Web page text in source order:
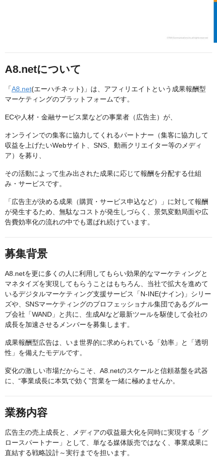
A8.netについて
「A8.net(エーハチネット)」は、アフィリエイトという成果報酬型
マーケティングのプラットフォームです。
ECや人材・金融サービス業などの事業者（広告主）が、
オンラインでの集客に協力してくれるパートナー（集客に協力して
収益を上げたいWebサイト、SNS、動画クリエイター等のメディ
ア）を募り、
その活動によって生み出された成果に応じて報酬を分配する仕組
み・サービスです。
「広告主が決める成果（購買・サービス申込など）」に対して報酬
が発生するため、無駄なコストが発生しづらく、景気変動局面や広
告費効率化の流れの中でも選ばれ続けています。
募集背景
A8.netを更に多くの人に利用してもらい効果的なマーケティングと
マネタイズを実現してもらうことはもちろん、当社で拡大を進めて
いるデジタルマーケティング支援サービス「N-INE(ナイン)」シリー
ズや、SNSマーケティングのプロフェッショナル集団であるグルー
プ会社「WAND」と共に、生成AIなど最新ツールを駆使して会社の
成長を加速させるメンバーを募集します。
成果報酬型広告は、いま世界的に求められている「効率」と「透明
性」を備えたモデルです。
変化の激しい市場だからこそ、A8.netのスケールと信頼基盤を武器
に、“事業成長に本気で効く”営業を一緒に極めませんか。
業務内容
広告主の売上成長と、メディアの収益最大化を同時に実現する「グ
ロースパートナー」として、単なる媒体販売ではなく、事業成果に
直結する戦略設計～実行までを担います。